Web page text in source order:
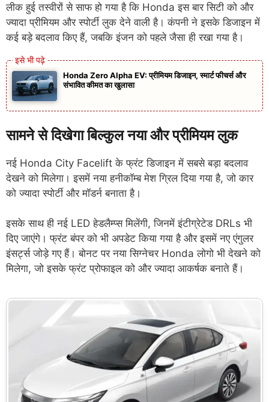
लीक हुई तस्वीरों से साफ हो गया है कि Honda इस बार सिटी को और
ज्यादा प्रीमियम और स्पोर्टी लुक देने वाली है। कंपनी ने इसके डिजाइन में
कई बड़े बदलाव किए हैं, जबकि इंजन को पहले जैसा ही रखा गया है।
Honda Zero Alpha EV: प्रीमियम डिजाइन, स्मार्ट फीचर्स और
संभावित कीमत का खुलासा
सामने से दिखेगा बिल्कुल नया और प्रीमियम लुक
नई Honda City Facelift के फ्रंट डिजाइन में सबसे बड़ा बदलाव
देखने को मिलेगा। इसमें नया हनीकॉम्ब मेश ग्रिल दिया गया है, जो कार
को ज्यादा स्पोर्टी और मॉडर्न बनाता है।
इसके साथ ही नई LED हेडलैम्प्स मिलेंगी, जिनमें इंटीग्रेटेड DRLs भी
दिए जाएंगे। फ्रंट बंपर को भी अपडेट किया गया है और इसमें नए एंगुलर
इंसर्ट्स जोड़े गए हैं। बोनट पर नया सिग्नेचर Honda लोगो भी देखने को
मिलेगा, जो इसके फ्रंट प्रोफाइल को और ज्यादा आकर्षक बनाते हैं।